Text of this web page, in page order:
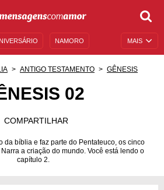
MAIS
NAMORO
ANTIGO TESTAMENTO GÊNESIS
02
COMPARTILHAR
da bíblia e faz parte do Pentateuco, os cinco
a criação do mundo. Você está lendo o
capítulo 2.